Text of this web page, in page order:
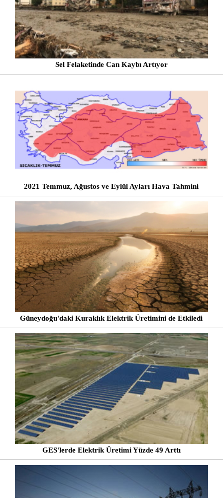
Sel Felaketinde Can Kaybı Artıyor
2021 Temmuz, Ağustos ve Eylül Ayları Hava Tahmini
Güneydoğu'daki Kuraklık Elektrik Üretimini de Etkiledi
GES'lerde Elektrik Üretimi Yüzde 49 Arttı